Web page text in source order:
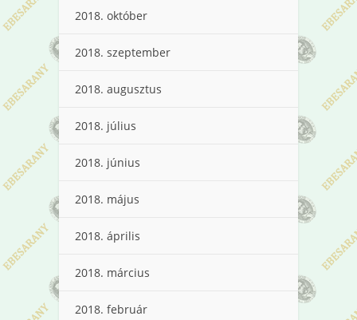
2018. október
2018. szeptember
2018. augusztus
2018. július
2018. június
2018. május
2018. április
2018. március
2018. február